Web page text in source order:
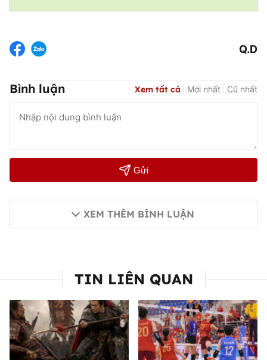
Q.D
Bình luận Xem tất cả Mới nhất Cũ nhất
Gửi
XEM THÊM BÌNH LUẬN
TIN LIÊN QUAN